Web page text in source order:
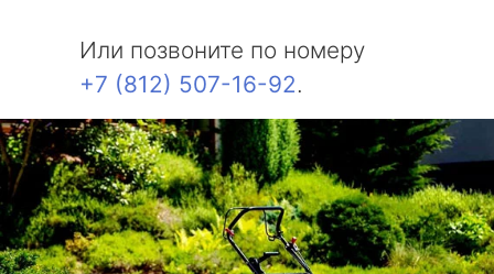
Или позвоните по номеру
+7 (812) 507-16-92.